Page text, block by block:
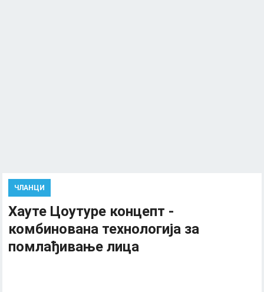
ЧЛАНЦИ
Хауте Цоутуре концепт -
комбинована технологија за
помлађивање лица